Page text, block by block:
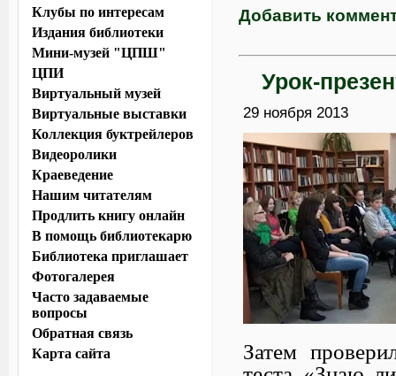
Добавить
Урок-
29 ноября 2013
Затем
Клубы по интересам
Издания библиотеки
Мини-музей "ЦПШ"
ЦПИ
Виртуальный музей
Виртуальные выставки
Коллекция буктрейлеров
Видеоролики
Краеведение
Нашим читателям
Продлить книгу онлайн
В помощь библиотекарю
Библиотека приглашает
Фотогалерея
Часто задаваемые
вопросы
Обратная связь
Карта сайта